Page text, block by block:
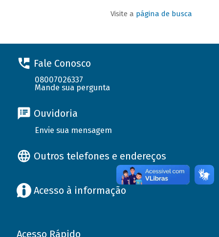
Visite a página de busca
Fale Conosco
08007026337
Mande sua pergunta
Ouvidoria
Envie sua mensagem
Outros telefones e endereços
Acesso à informação
Acesso Rápido